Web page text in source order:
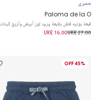
حصري
Paloma de la O
قبعة بونيه قطن بطبعة ورود لون أبيض وأزرق للبنات
UK£ 27.00
UK£ 16.00
45% OFF